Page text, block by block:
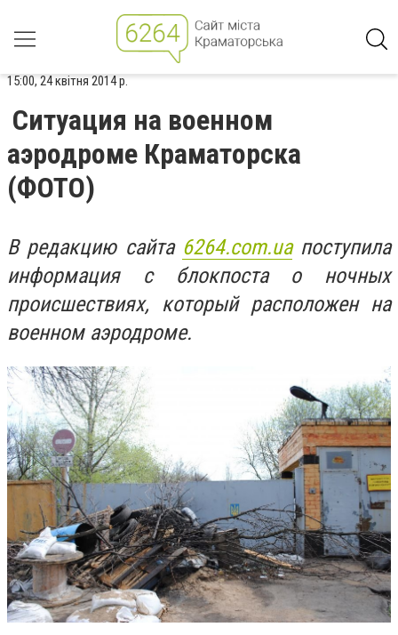
15:00, 24 квітня 2014 р.
Ситуация на военном
аэродроме Краматорска
(ФОТО)
В редакцию сайта 6264.com.uaпоступила
информация с блокпоста о ночных
происшествиях, который расположен на
военном аэродроме.